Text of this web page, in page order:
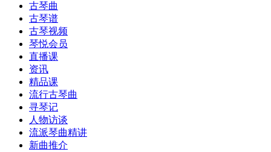
古琴曲
古琴谱
古琴视频
琴悦会员
直播课
资讯
精品课
流行古琴曲
寻琴记
人物访谈
流派琴曲精讲
新曲推介